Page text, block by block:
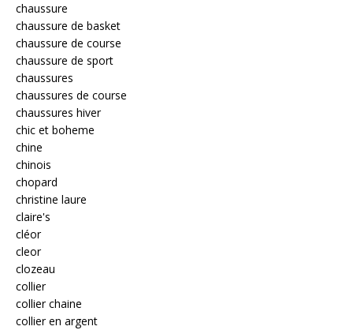
chaussure
chaussure de basket
chaussure de course
chaussure de sport
chaussures
chaussures de course
chaussures hiver
chic et boheme
chine
chinois
chopard
christine laure
claire's
cléor
cleor
clozeau
collier
collier chaine
collier en argent